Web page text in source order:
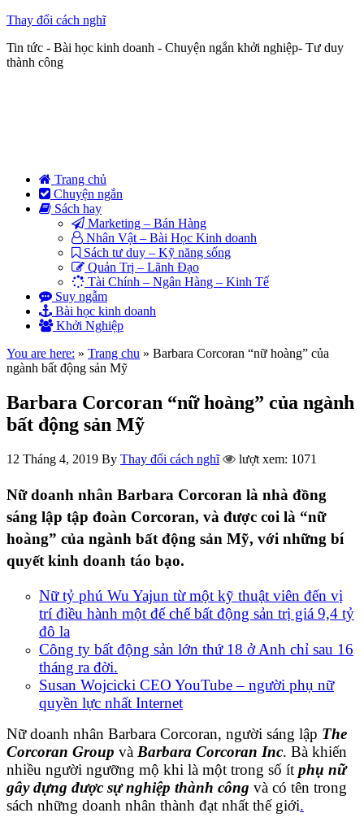
Thay đổi cách nghĩ
Tin tức - Bài học kinh doanh - Chuyện ngắn khởi nghiệp- Tư duy
thành công
Trang chủ
Chuyện ngắn
Sách hay
Marketing – Bán Hàng
Nhân Vật – Bài Học Kinh doanh
Sách tư duy – Kỹ năng sống
Quản Trị – Lãnh Đạo
Tài Chính – Ngân Hàng – Kinh Tế
Suy ngẫm
Bài học kinh doanh
Khởi Nghiệp
You are here: » Trang chu » Barbara Corcoran “nữ hoàng” của
ngành bất động sản Mỹ
Barbara Corcoran “nữ hoàng” của ngành
bất động sản Mỹ
12 Tháng 4, 2019 By Thay đổi cách nghĩ lượt xem: 1071
Nữ doanh nhân Barbara Corcoran là nhà đồng
sáng lập tập đoàn Corcoran, và được coi là “nữ
hoàng” của ngành bất động sản Mỹ, với những bí
quyết kinh doanh táo bạo.
Nữ tỷ phú Wu Yajun từ một kỹ thuật viên đến vị
trí điều hành một đế chế bất động sản trị giá 9,4 tỷ
đô la
Công ty bất động sản lớn thứ 18 ở Anh chỉ sau 16
tháng ra đời.
Susan Wojcicki CEO YouTube – người phụ nữ
quyền lực nhất Internet
Nữ doanh nhân Barbara Corcoran, người sáng lập The
Corcoran Group và Barbara Corcoran Inc. Bà khiến
nhiều người ngưỡng mộ khi là một trong số ít phụ nữ
gây dựng được sự nghiệp thành công và có tên trong
sách những doanh nhân thành đạt nhất thế giới.